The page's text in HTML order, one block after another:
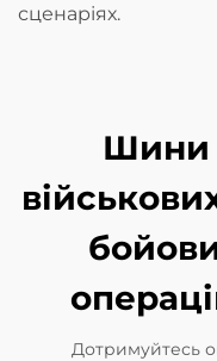
сценаріях.
Шини
Дотримуйтесь